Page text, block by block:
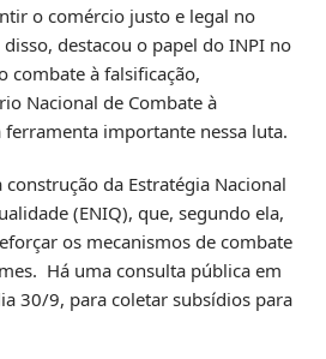
o comércio justo e legal no
destacou o papel do INPI no
combate à falsificação,
Nacional de Combate à
ferramenta importante nessa luta.
da Estratégia Nacional
(ENIQ), que, segundo ela,
os mecanismos de combate
Há uma consulta pública em
30/9, para coletar subsídios para